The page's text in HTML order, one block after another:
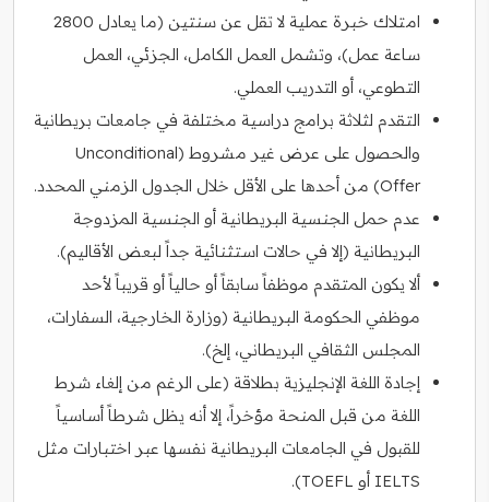
امتلاك خبرة عملية لا تقل عن سنتين (ما يعادل 2800
ساعة عمل)، وتشمل العمل الكامل، الجزئي، العمل
التطوعي، أو التدريب العملي.
التقدم لثلاثة برامج دراسية مختلفة في جامعات بريطانية
والحصول على عرض غير مشروط (Unconditional
Offer) من أحدها على الأقل خلال الجدول الزمني المحدد.
عدم حمل الجنسية البريطانية أو الجنسية المزدوجة
البريطانية (إلا في حالات استثنائية جداً لبعض الأقاليم).
ألا يكون المتقدم موظفاً سابقاً أو حالياً أو قريباً لأحد
موظفي الحكومة البريطانية (وزارة الخارجية، السفارات،
المجلس الثقافي البريطاني، إلخ).
إجادة اللغة الإنجليزية بطلاقة (على الرغم من إلغاء شرط
اللغة من قبل المنحة مؤخراً، إلا أنه يظل شرطاً أساسياً
للقبول في الجامعات البريطانية نفسها عبر اختبارات مثل
IELTS أو TOEFL).